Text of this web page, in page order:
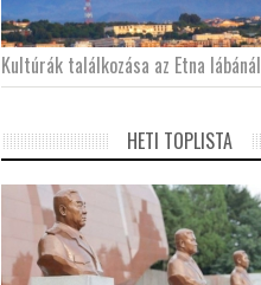
Kultúrák találkozása az Etna lábánál
HETI TOPLISTA